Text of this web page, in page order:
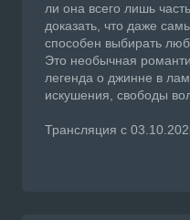
ли она всего лишь
доказать, что даже
способен выбирать
Это необычная
легенда о джинне в
искушения, свободы
Трансляция с